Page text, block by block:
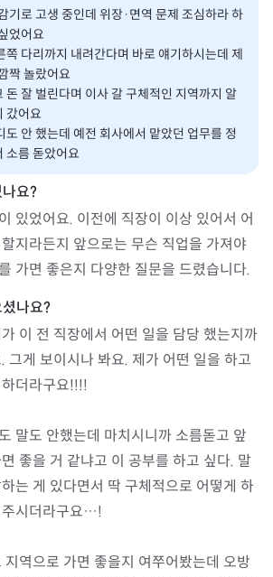
기로 고생 중인데 위장·면역 문제 조심하라 하
었어요
쪽 다리까지 내려간다며 바로 얘기하시는데 제
짝 놀랐어요
돈 잘 벌린다며 이사 갈 구체적인 지역까지 알
갔어요
도 안 했는데 예전 회사에서 맡았던 업무를 정
소름 돋았어요
있었어요. 이전에 직장이 이상 있어서 어
지라든지 앞으로는 무슨 직업을 가져야
가면 좋은지 다양한 질문을 드렸습니다.
이 전 직장에서 어떤 일을 담당 했는지까
그게 보이시나 봐요. 제가 어떤 일을 하고
더라구요!!!!
말도 안했는데 마치시니까 소름돋고 앞
좋을 거 같냐고 이 공부를 하고 싶다. 말
는 게 있다면서 딱 구체적으로 어떻게 하
주시더라구요…!
역으로 가면 좋을지 여쭈어봤는데 오방